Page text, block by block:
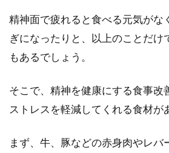
ついてです。ひとく
いろいろな...
子供が白米を食
楽になる考え方
ママは多いようです
精神面で疲れると食べる元気がな
ぎになったりと、以上のことだけ
もあるでしょう。
そこで、精神を健康にする食事改
ストレスを軽減してくれる食材が
まず、牛、豚などの赤身肉やレバ